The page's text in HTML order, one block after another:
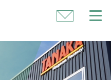
い
合
せ